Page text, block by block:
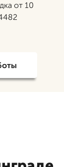
от 10